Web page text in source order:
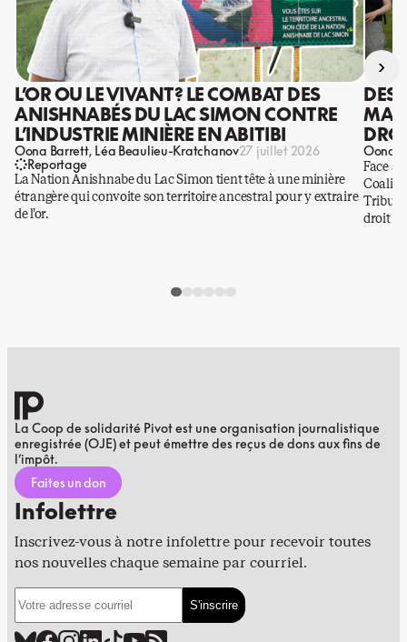
L’OR OU LE VIVANT? LE COMBAT DES
ANISHNABÉS DU LAC SIMON CONTRE
L’INDUSTRIE MINIÈRE EN ABITIBI
Oona Barrett Léa Beaulieu-Kratchanov27 juillet 2026
Reportage
La Nation Anishnabe du Lac Simon tient tête à une minière
étrangère qui convoite son territoire ancestral pour y extraire
de l’or.
DES
Oona
Face à
droit
›
La Coop de solidarité Pivot est une organisation journalistique
enregistrée (OJE) et peut émettre des reçus de dons aux fins de
l’impôt.
Faites un don
Infolettre
Inscrivez-vous à notre infolettre pour recevoir toutes
nos nouvelles chaque semaine par courriel.